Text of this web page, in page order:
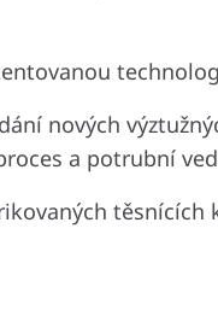
nových
a potrubní
těsnících